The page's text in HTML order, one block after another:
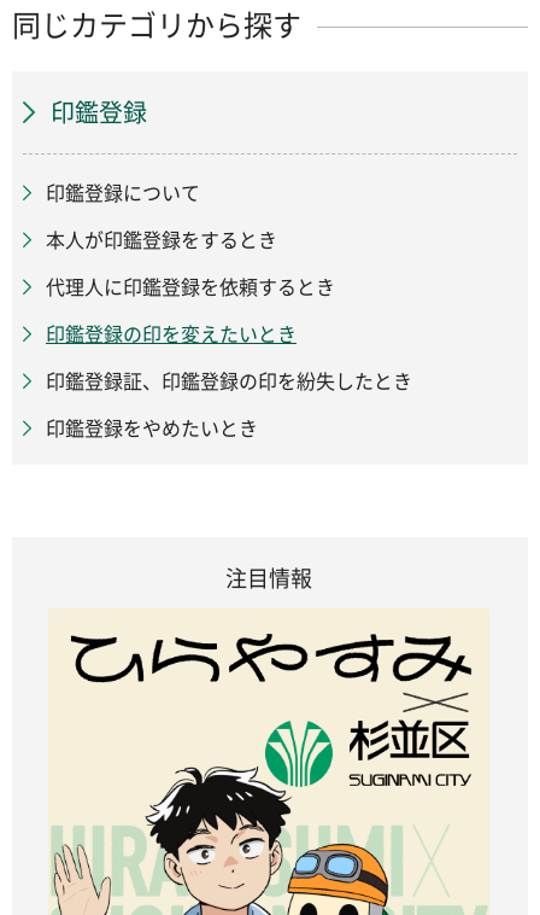
同じカテゴリから探す
印鑑登録
印鑑登録について
本人が印鑑登録をするとき
代理人に印鑑登録を依頼するとき
印鑑登録の印を変えたいとき
印鑑登録証、印鑑登録の印を紛失したとき
印鑑登録をやめたいとき
注目情報